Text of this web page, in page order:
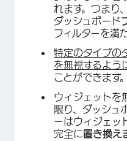
れます。つまり
ダッシュボード
フィルターを満
特定のタイプの
を無視するよう
ことができます。
ウィジェットを
限り、ダッシュ
ーはウィジェッ
完全に置き換え